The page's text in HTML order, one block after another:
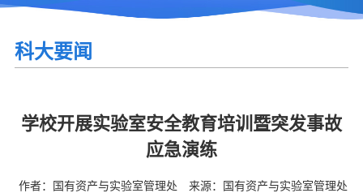
科大要闻
学校开展实验室安全教育培训暨突发事故
应急演练
作者：国有资产与实验室管理处
来源：国有资产与实验室管理处